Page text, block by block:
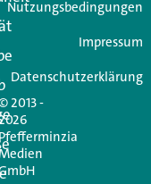
2013 -
Pfefferminzia
Nutzungsbedingungen
Impressum
Datenschutzerklärung